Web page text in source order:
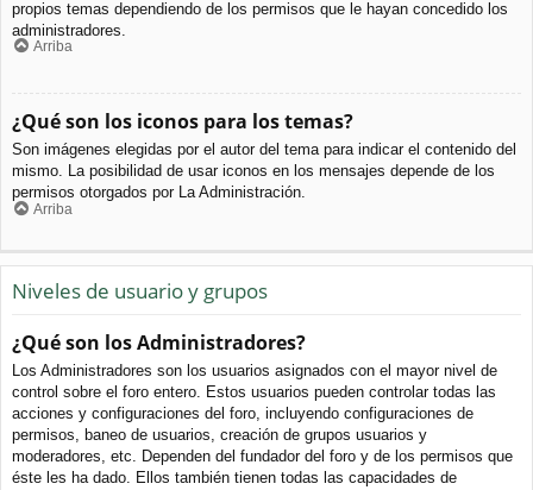
propios temas dependiendo de los permisos que le hayan concedido los
administradores.
Arriba
¿Qué son los iconos para los temas?
Son imágenes elegidas por el autor del tema para indicar el contenido del
mismo. La posibilidad de usar iconos en los mensajes depende de los
permisos otorgados por La Administración.
Arriba
Niveles de usuario y grupos
¿Qué son los Administradores?
Los Administradores son los usuarios asignados con el mayor nivel de
control sobre el foro entero. Estos usuarios pueden controlar todas las
acciones y configuraciones del foro, incluyendo configuraciones de
permisos, baneo de usuarios, creación de grupos usuarios y
moderadores, etc. Dependen del fundador del foro y de los permisos que
éste les ha dado. Ellos también tienen todas las capacidades de